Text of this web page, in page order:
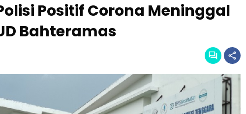
Positif Corona Meninggal
Bahteramas